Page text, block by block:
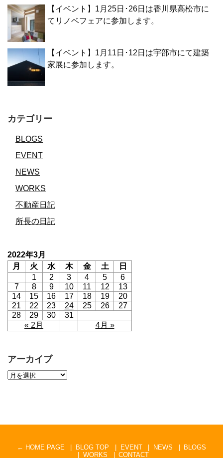
【イベント】1月25日･26日は香川県高松市に
てリノベフェアに参加します。
【イベント】1月11日･12日は宇部市にて建築
家展に参加します。
カテゴリー
BLOGS
EVENT
NEWS
WORKS
不動産日記
所長の日記
2022年3月
月
火 水 木 金 土 日
« 2月 4月 »
1 2 3 4 5
6
7
8 9 10 11 12
13
14
15 16 17 18 19
20
21
22 23 24 25 26
27
28
29 30 31
アーカイブ
← HOME PAGE BLOG TOP EVENT NEWS
BLOGS
WORKS
CONTACT